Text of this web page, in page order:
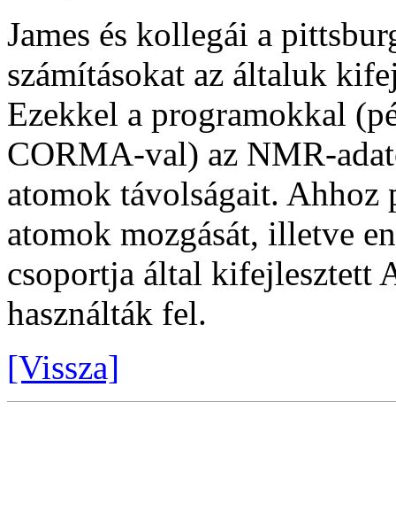
James és kollegái a
számításokat az általuk
Ezekkel a programokkal
CORMA-val) az NMR-
atomok távolságait. Ahhoz
atomok mozgását, illetve
csoportja által kifejlesztett
használták fel.
[Vissza]